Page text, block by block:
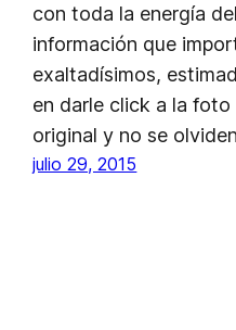
con toda la energía
información que
exaltadísimos,
en darle click a la
original y no se
julio 29, 2015